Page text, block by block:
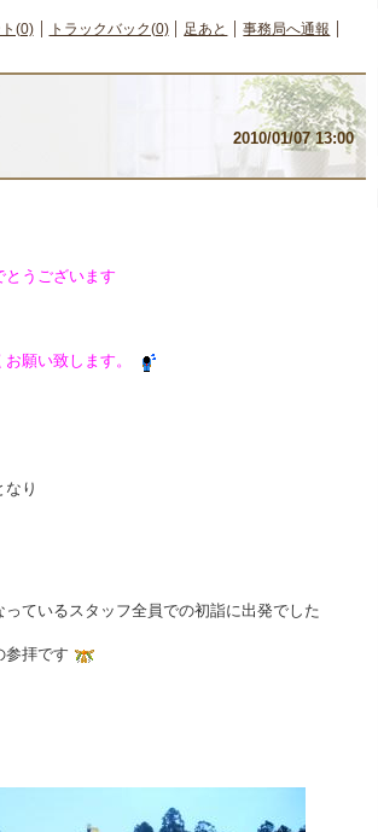
(0) トラックバック(0) 足あと 事務局へ通報
2010/01/07 13:00
とうございます
願い致します。
なり
っているスタッフ全員での初詣に出発でした
参拝です